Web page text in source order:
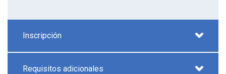
Inscripción
Requisitos adicionales